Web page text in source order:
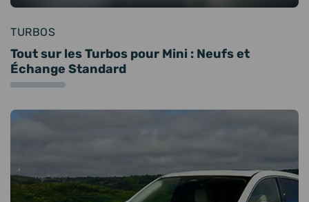
TURBOS
Tout sur les Turbos pour Mini : Neufs et
Échange Standard